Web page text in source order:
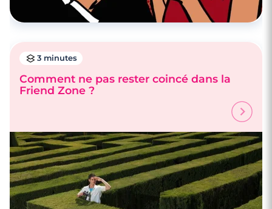
3 minutes
Comment ne pas rester coincé dans la
Friend Zone ?